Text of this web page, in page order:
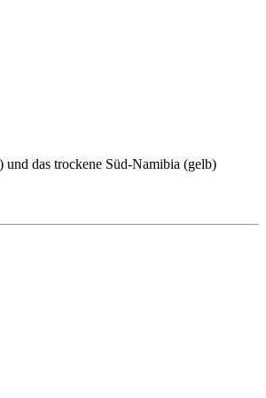
das trockene Süd-Namibia (gelb)